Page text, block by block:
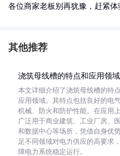
各位商家老板别再犹豫，赶紧体
其他推荐
浇筑母线槽的特点和应用领域
本文详细介绍了浇筑母线槽的特
应用领域。其特点包括良好的电气
机械、防火和防护性能。在应用上
广泛用于商业建筑、工业厂房、
和数据中心等场所，凭借自身优
足不同领域对电力供应的高要求
障电力系统稳定运行。